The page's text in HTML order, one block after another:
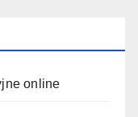
online